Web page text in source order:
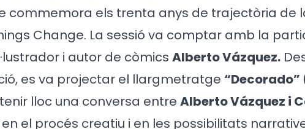
commemora els trenta anys de trajectòria de
Change. La sessió va comptar amb la
i autor de còmics Alberto Vázquez.
es va projectar el llargmetratge “Decorado”
lloc una conversa entre Alberto Vázquez i
el procés creatiu i en les possibilitats